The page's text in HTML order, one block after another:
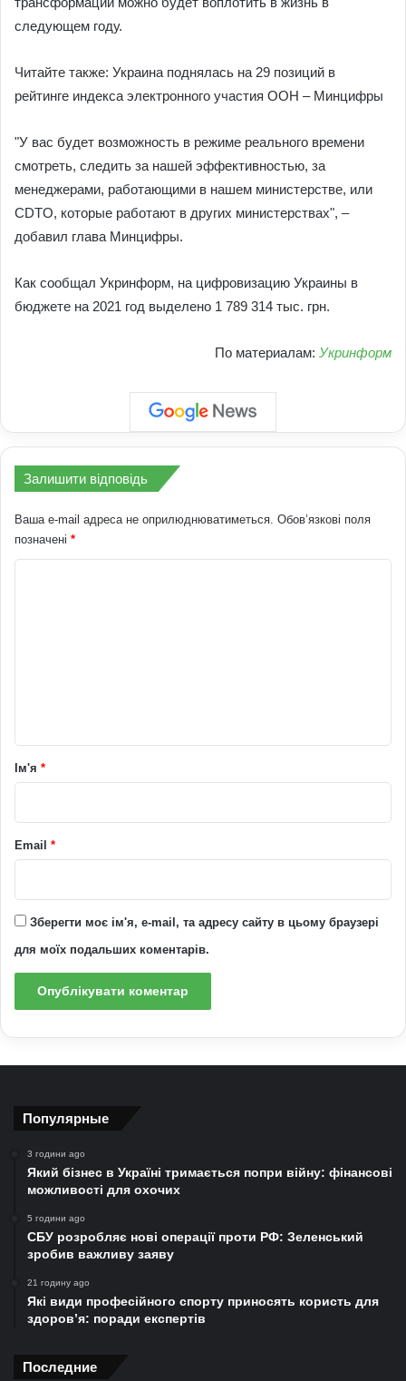
следующем году.
Читайте также: Украина поднялась на 29 позиций в
рейтинге индекса электронного участия ООН – Минцифры
"У вас будет возможность в режиме реального времени
смотреть, следить за нашей эффективностью, за
менеджерами, работающими в нашем министерстве, или
CDTO, которые работают в других министерствах", –
добавил глава Минцифры.
Как сообщал Укринформ, на цифровизацию Украины в
бюджете на 2021 год выделено 1 789 314 тыс. грн.
По материалам: Укринформ
Залишити відповідь
Ваша e-mail адреса не оприлюднюватиметься. Обов’язкові поля
позначені *
рІм'я *
Email *
Зберегти моє ім'я, e-mail, та адресу сайту в цьому браузері
для моїх подальших коментарів.
Популярные
3 години ago
Який бізнес в Україні тримається попри війну: фінансові
можливості для охочих
5 години ago
СБУ розробляє нові операції проти РФ: Зеленський
зробив важливу заяву
21 годину ago
Які види професійного спорту приносять користь для
здоров’я: поради експертів
Последние